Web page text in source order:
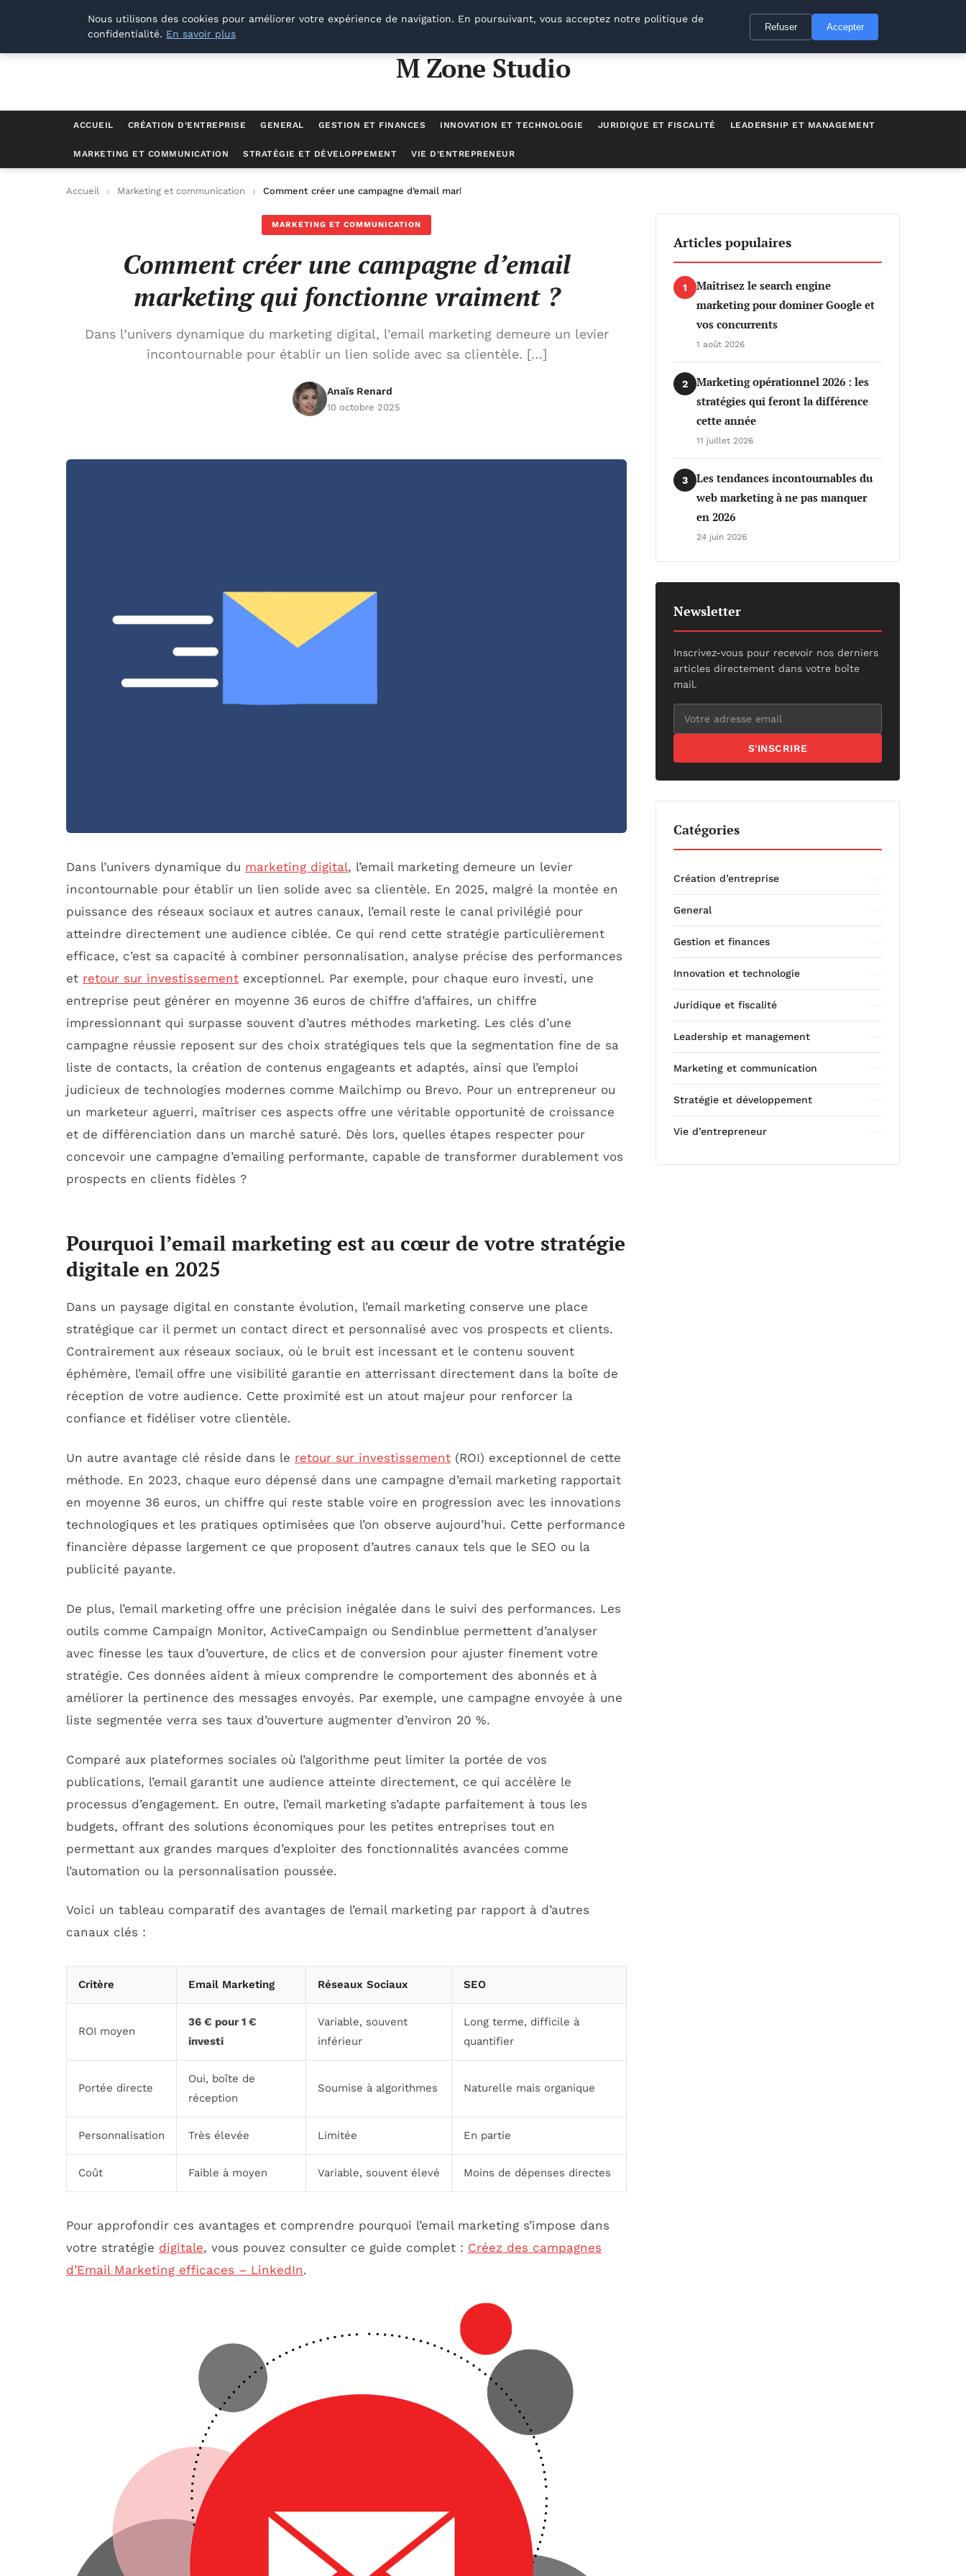
M Zone Studio
M Zone Studio
ACCUEIL CRÉATION D’ENTREPRISE GENERAL GESTION ET FINANCES INNOVATION ET TECHNOLOGIE JURIDIQUE ET FISCALITÉ LEADERSHIP ET MANAGEMENT
MARKETING ET COMMUNICATION STRATÉGIE ET DÉVELOPPEMENT VIE D’ENTREPRENEUR
Accueil Marketing et communication Comment créer une campagne d’email marketing qui fonctionne vraiment ?
MARKETING ET COMMUNICATION
Comment créer une campagne d’email
marketing qui fonctionne vraiment ?
Dans l’univers dynamique du marketing digital, l’email marketing demeure un levier
incontournable pour établir un lien solide avec sa clientèle. […]
Anaïs Renard
10 octobre 2025
Dans l’univers dynamique du marketing digital, l’email marketing demeure un levier
incontournable pour établir un lien solide avec sa clientèle. En 2025, malgré la montée en
puissance des réseaux sociaux et autres canaux, l’email reste le canal privilégié pour
atteindre directement une audience ciblée. Ce qui rend cette stratégie particulièrement
efficace, c’est sa capacité à combiner personnalisation, analyse précise des performances
et retour sur investissement exceptionnel. Par exemple, pour chaque euro investi, une
entreprise peut générer en moyenne 36 euros de chiffre d’affaires, un chiffre
impressionnant qui surpasse souvent d’autres méthodes marketing. Les clés d’une
campagne réussie reposent sur des choix stratégiques tels que la segmentation fine de sa
liste de contacts, la création de contenus engageants et adaptés, ainsi que l’emploi
judicieux de technologies modernes comme Mailchimp ou Brevo. Pour un entrepreneur ou
un marketeur aguerri, maîtriser ces aspects offre une véritable opportunité de croissance
et de différenciation dans un marché saturé. Dès lors, quelles étapes respecter pour
concevoir une campagne d’emailing performante, capable de transformer durablement vos
prospects en clients fidèles ?
Pourquoi l’email marketing est au cœur de votre stratégie
digitale en 2025
Dans un paysage digital en constante évolution, l’email marketing conserve une place
stratégique car il permet un contact direct et personnalisé avec vos prospects et clients.
Contrairement aux réseaux sociaux, où le bruit est incessant et le contenu souvent
éphémère, l’email offre une visibilité garantie en atterrissant directement dans la boîte de
réception de votre audience. Cette proximité est un atout majeur pour renforcer la
confiance et fidéliser votre clientèle.
Un autre avantage clé réside dans le retour sur investissement (ROI) exceptionnel de cette
méthode. En 2023, chaque euro dépensé dans une campagne d’email marketing rapportait
en moyenne 36 euros, un chiffre qui reste stable voire en progression avec les innovations
technologiques et les pratiques optimisées que l’on observe aujourd’hui. Cette performance
financière dépasse largement ce que proposent d’autres canaux tels que le SEO ou la
publicité payante.
De plus, l’email marketing offre une précision inégalée dans le suivi des performances. Les
outils comme Campaign Monitor, ActiveCampaign ou Sendinblue permettent d’analyser
avec finesse les taux d’ouverture, de clics et de conversion pour ajuster finement votre
stratégie. Ces données aident à mieux comprendre le comportement des abonnés et à
améliorer la pertinence des messages envoyés. Par exemple, une campagne envoyée à une
liste segmentée verra ses taux d’ouverture augmenter d’environ 20 %.
Comparé aux plateformes sociales où l’algorithme peut limiter la portée de vos
publications, l’email garantit une audience atteinte directement, ce qui accélère le
processus d’engagement. En outre, l’email marketing s’adapte parfaitement à tous les
budgets, offrant des solutions économiques pour les petites entreprises tout en
permettant aux grandes marques d’exploiter des fonctionnalités avancées comme
l’automation ou la personnalisation poussée.
Voici un tableau comparatif des avantages de l’email marketing par rapport à d’autres
canaux clés :
Critère Email Marketing Réseaux Sociaux SEO
ROI moyen
36 € pour 1 €
investi
Variable, souvent
inférieur
Long terme, difficile à
quantifier
Portée directe
Oui, boîte de
réception
Soumise à algorithmes Naturelle mais organique
Personnalisation Très élevée Limitée En partie
Coût Faible à moyen Variable, souvent élevé Moins de dépenses directes
Pour approfondir ces avantages et comprendre pourquoi l’email marketing s’impose dans
votre stratégie digitale, vous pouvez consulter ce guide complet : Créez des campagnes
d’Email Marketing efficaces – LinkedIn.
Articles populaires
1
Maîtrisez le search engine
marketing pour dominer Google et
vos concurrents
1 août 2026
2
Marketing opérationnel 2026 : les
stratégies qui feront la différence
cette année
11 juillet 2026
3
Les tendances incontournables du
web marketing à ne pas manquer
en 2026
24 juin 2026
Newsletter
Inscrivez-vous pour recevoir nos derniers
articles directement dans votre boîte
mail.
S'INSCRIRE
Catégories
Création d’entreprise
General
Gestion et finances
Innovation et technologie
Juridique et fiscalité
Leadership et management
Marketing et communication
Stratégie et développement
Vie d’entrepreneur
Nous utilisons des cookies pour améliorer votre expérience de navigation. En poursuivant, vous acceptez notre politique de
confidentialité. En savoir plus
Refuser Accepter